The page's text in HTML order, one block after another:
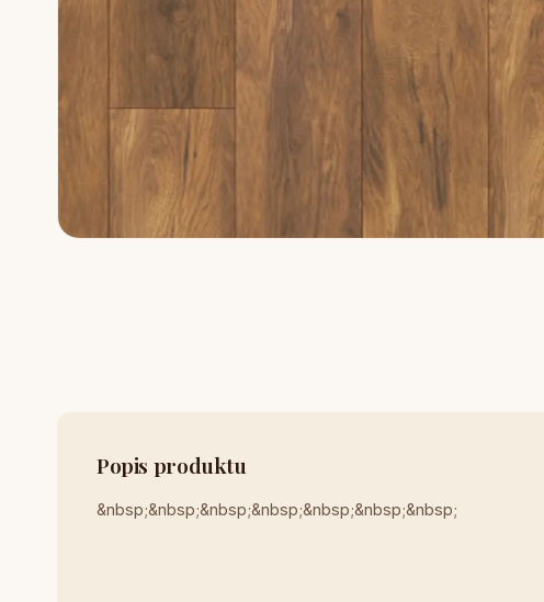
Popis produktu
&nbsp;&nbsp;&nbsp;&nbsp;&nbsp;&nbsp;&nbsp;